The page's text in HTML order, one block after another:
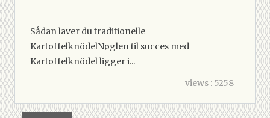
Sådan laver du traditionelle
KartoffelknödelNøglen til succes med
Kartoffelknödel ligger i...
views : 5258